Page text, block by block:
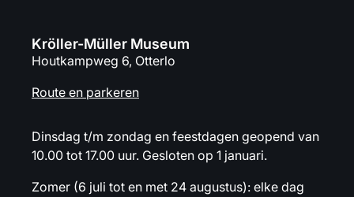
Kröller-Müller Museum
Houtkampweg 6, Otterlo
Route en parkeren
Dinsdag t/m zondag en feestdagen geopend van
10.00 tot 17.00 uur. Gesloten op 1 januari.
Zomer (6 juli tot en met 24 augustus): elke dag